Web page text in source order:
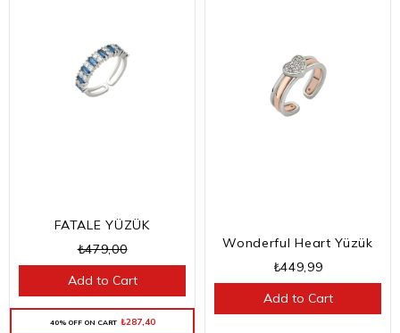
FATALE YÜZÜK
₺479,00
40% OFF ON CART ₺287,40
Add to Cart
Wonderful Heart Yüzük
₺449,99
Add to Cart